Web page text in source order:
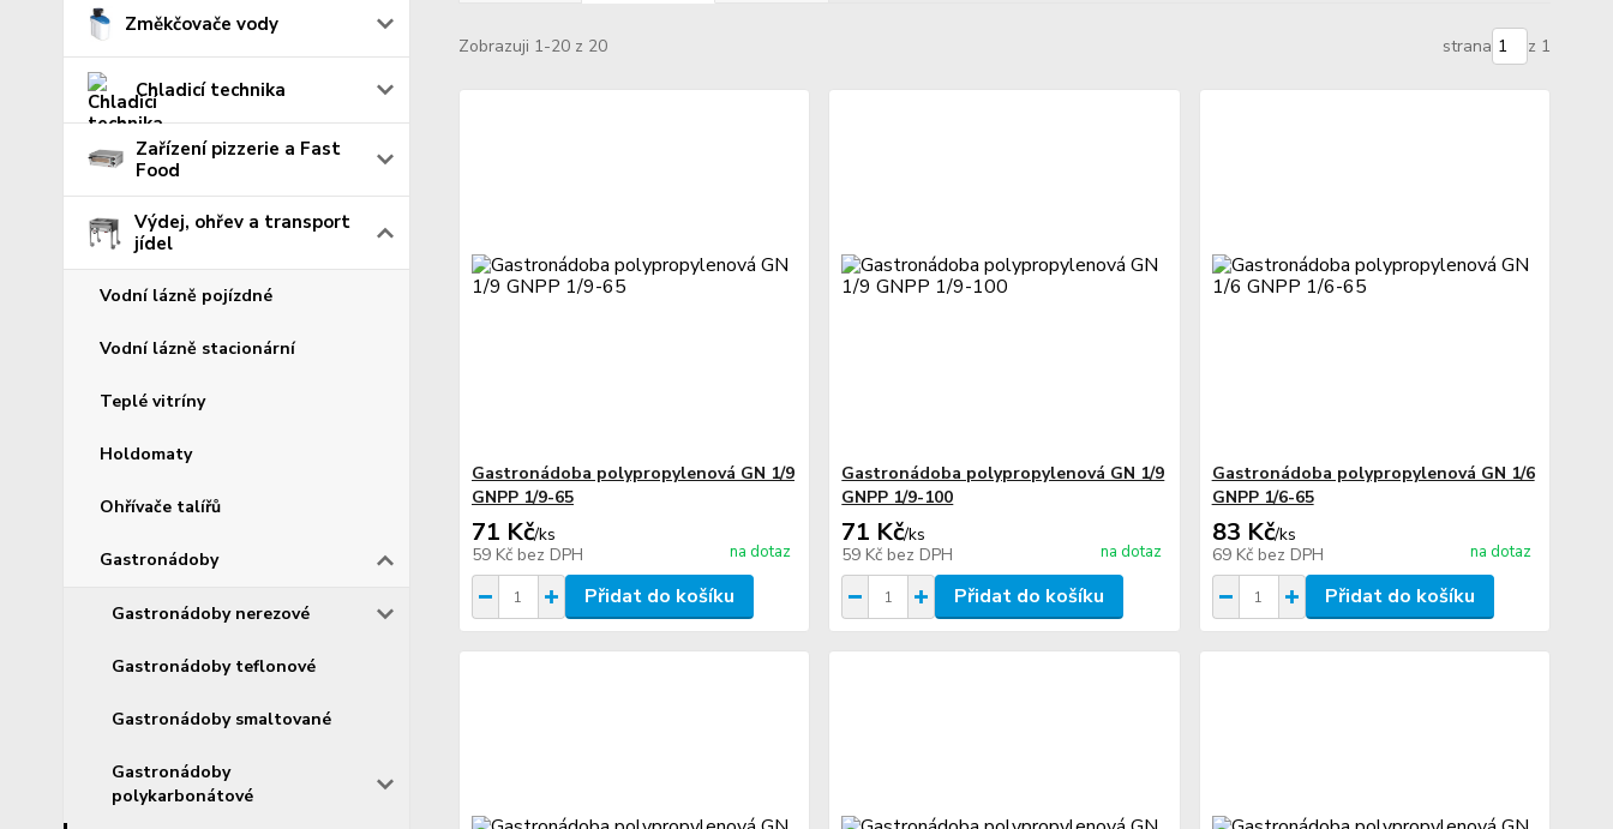
Změkčovače vody
Chladicí technika
Zařízení pizzerie a Fast
Food
Výdej, ohřev a transport
jídel
Vodní lázně pojízdné
Vodní lázně stacionární
Teplé vitríny
Holdomaty
Ohřívače talířů
Gastronádoby
Gastronádoby nerezové
Gastronádoby teflonové
Gastronádoby smaltované
Gastronádoby
polykarbonátové
Zobrazuji 1-20 z 20 strana z 1
Gastronádoba polypropylenová GN 1/9
GNPP 1/9-65
71 Kč/ks
59 Kč bez DPH na dotaz
Přidat do košíku
Gastronádoba polypropylenová GN 1/9
GNPP 1/9-100
71 Kč/ks
59 Kč bez DPH na dotaz
Přidat do košíku
Gastronádoba polypropylenová GN 1/6
GNPP 1/6-65
83 Kč/ks
69 Kč bez DPH na dotaz
Přidat do košíku